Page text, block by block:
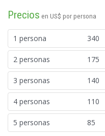
Precios en US$ por persona
1 persona 340
2 personas 175
3 personas 140
4 personas 110
5 personas 85